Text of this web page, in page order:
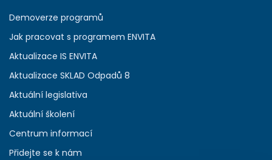
Demoverze programů
Jak pracovat s programem ENVITA
Aktualizace IS ENVITA
Aktualizace SKLAD Odpadů 8
Aktuální legislativa
Aktuální školení
Centrum informací
Přidejte se k nám